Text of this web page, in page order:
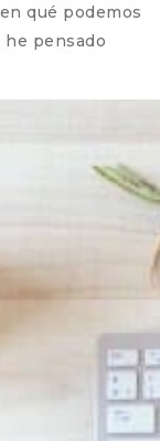
qué podemos
he pensado